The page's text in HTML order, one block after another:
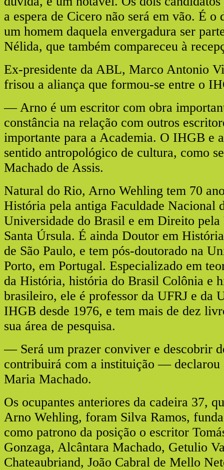
a espera de Cicero não será em vão. É o
um homem daquela envergadura ser
Nélida, que também compareceu à
Ex-presidente da ABL, Marco Antonio
frisou a aliança que formou-se entre o
— Arno é um escritor com obra
constância na relação com outros
importante para a Academia. O IHGB e
sentido antropológico de cultura, como
Machado de Assis.
Natural do Rio, Arno Wehling tem 70
História pela antiga Faculdade Nacional
Universidade do Brasil e em Direito pela
Santa Úrsula. É ainda Doutor em
de São Paulo, e tem pós-doutorado na
Porto, em Portugal. Especializado em
da História, história do Brasil Colônia e
brasileiro, ele é professor da UFRJ e da
IHGB desde 1976, e tem mais de dez
sua área de pesquisa.
— Será um prazer conviver e descobrir
contribuirá com a instituição — declarou
Maria Machado.
Os ocupantes anteriores da cadeira 37,
Arno Wehling, foram Silva Ramos,
como patrono da posição o escritor
Gonzaga, Alcântara Machado, Getulio
Chateaubriand, João Cabral de Mello